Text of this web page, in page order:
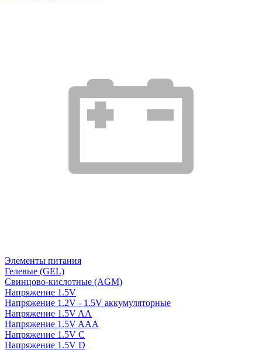
Элементы питания
Гелевые (GEL)
Свинцово-кислотные (AGM)
Напряжение 1.5V
Напряжение 1.2V - 1.5V аккумуляторные
Напряжение 1.5V AA
Напряжение 1.5V AAA
Напряжение 1.5V C
Напряжение 1.5V D